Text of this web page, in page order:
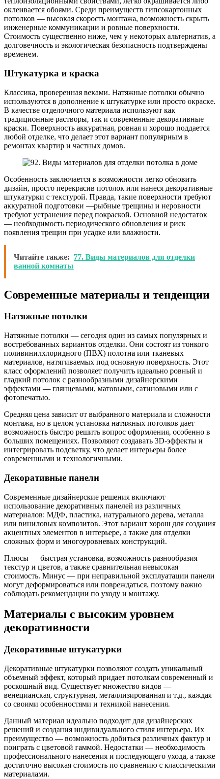
оклеивается обоями. Среди преимуществ гипсокартонных
потолков — высокая скорость монтажа, возможность скрыть
инженерные коммуникации и ровные поверхности.
Стоимость существенно ниже, чем у некоторых альтернатив, а
долговечность и экологическая безопасность подтверждены
временем.
Штукатурка и краска
Классика, проверенная веками. Натяжные потолки обычно
используются в дополнение к штукатурке или просто окраске.
В качестве отделочного материала используют как
традиционные растворы, так и современные декоративные
краски. Поверхность аккуратная, ровная и хорошо поддается
любой отделке, что делает этот вариант популярным в
ремонтах квартир и частных домов.
Особенность заключается в возможности легко обновить
дизайн, просто перекрасив потолок или нанеся декоративные
штукатурки с текстурой. Правда, такие поверхности требуют
аккуратной подготовки —рыбные трещины и неровности
требуют устранения перед покраской. Основной недостаток
— необходимость периодического обновления и риск
появления трещин при усадке или влажности.
Читайте также: 77. Виды материалов для отделки
ванной комнаты
Современные материалы и тенденции
Натяжные потолки
Натяжные потолки — сегодня один из самых популярных и
востребованных вариантов отделки. Они состоят из тонкого
поливинилхлоридного (ПВХ) полотна или тканевых
материалов, натягиваемых под основную поверхность. Этот
класс оформлений позволяет получить идеально ровный и
гладкий потолок с разнообразными дизайнерскими
эффектами — глянцевыми, матовыми, сатиновыми или с
фотопечатью.
Средняя цена зависит от выбранного материала и сложности
монтажа, но в целом установка натяжных потолков дает
возможность быстро решить вопрос оформления, особенно в
больших помещениях. Позволяют создавать 3D-эффекты и
интегрировать подсветку, что делает интерьеры более
современными и технологичными.
Декоративные панели
Современные дизайнерские решения включают
использование декоративных панелей из различных
материалов: МДФ, пластика, натурального дерева, металла
или виниловых композитов. Этот вариант хорош для создания
акцентных элементов в интерьере, а также для отделки
сложных форм и многоуровневых конструкций.
Плюсы — быстрая установка, возможность разнообразия
текстур и цветов, а также сравнительная невысокая
стоимость. Минус — при неправильной эксплуатации панели
могут деформироваться или повреждаться, поэтому важно
соблюдать рекомендации по уходу и монтажу.
Материалы с высоким уровнем
декоративности
Декоративные штукатурки
Декоративные штукатурки позволяют создать уникальный
объемный эффект, который придает потолкам современный и
роскошный вид. Существует множество видов —
венецианская, структурная, металлизированная и т.д., каждая
со своими особенностями и техникой нанесения.
Данный материал идеально подходит для дизайнерских
решений и создания индивидуального стиля интерьера. Их
преимущество — возможность добиться различных фактур и
поиграть с цветовой гаммой. Недостатки — необходимость
профессионального нанесения и последующего ухода, а также
достаточно высокая стоимость по сравнению с классическими
материалами.